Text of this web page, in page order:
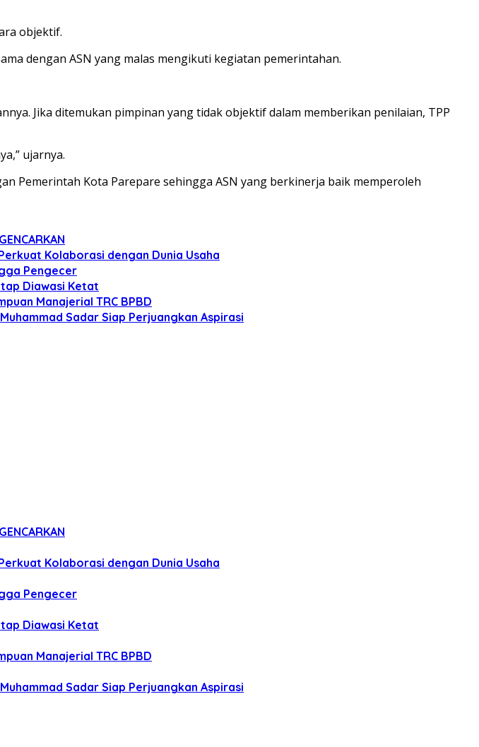
objektif.
dengan ASN yang malas mengikuti kegiatan pemerintahan.
Jika ditemukan pimpinan yang tidak objektif dalam memberikan penilaian, TPP
ujarnya.
Pemerintah Kota Parepare sehingga ASN yang berkinerja baik memperoleh
Kolaborasi dengan Dunia Usaha
Pengecer
Diawasi Ketat
Manajerial TRC BPBD
Sadar Siap Perjuangkan Aspirasi
Kolaborasi dengan Dunia Usaha
Pengecer
Diawasi Ketat
Manajerial TRC BPBD
Sadar Siap Perjuangkan Aspirasi